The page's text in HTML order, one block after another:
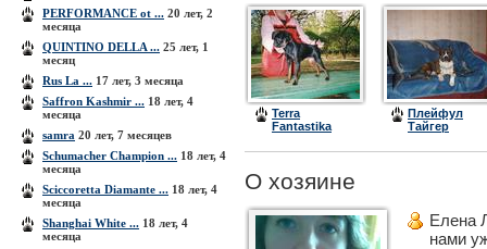
PERFORMANCE ot ... 20 лет, 2
месяца
QUINTINO DELLA ... 25 лет, 1
месяц
Rus La ... 17 лет, 3 месяца
Saffron Kashmir ... 18 лет, 4
месяца
samra 20 лет, 7 месяцев
Schumacher Сhampion ... 18 лет, 4
месяца
Sciccoretta Diamante ... 18 лет, 4
месяца
Shanghai White ... 18 лет, 4
месяца
Terra
Fantastika
Плейфул
Тайгер
Сюрпрайз
О хозяине
Елена
нами